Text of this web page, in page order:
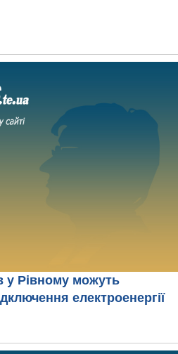
у Рівному можуть
електроенергії